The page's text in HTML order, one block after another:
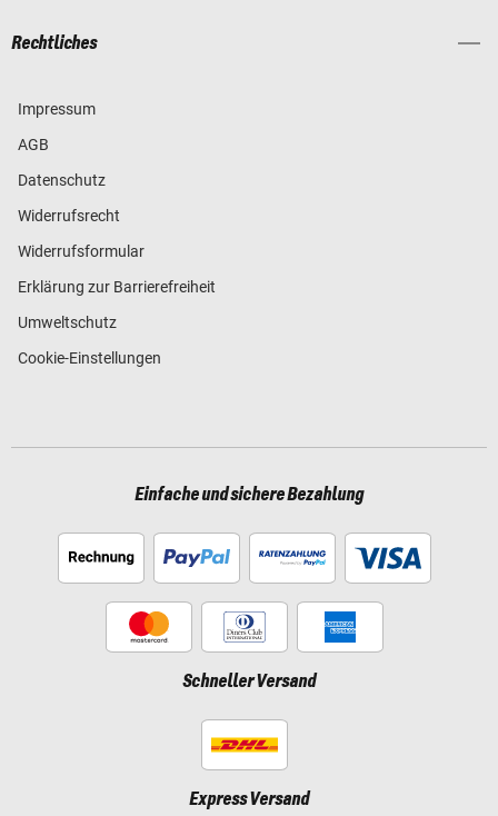
Rechtliches
Impressum
AGB
Datenschutz
Widerrufsrecht
Widerrufsformular
Erklärung zur Barrierefreiheit
Umweltschutz
Cookie-Einstellungen
Einfache und sichere Bezahlung
Schneller Versand
Express Versand